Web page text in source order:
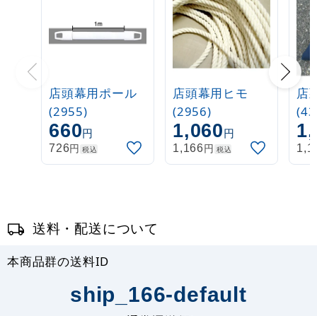
店頭幕用ポール
(2955)
660円
726円 税込
店頭幕用ヒモ
(2956)
1,060円
1,166円 税込
店
送料・配送について
本商品群の送料ID
ship_166-default